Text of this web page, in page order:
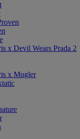
x Devil Wears Prada 2
x Mugler